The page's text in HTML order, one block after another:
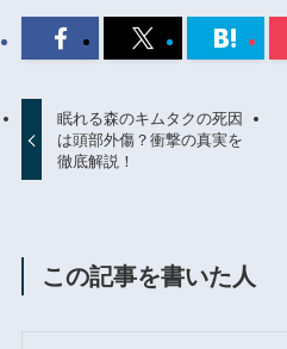
眠れる森のキムタクの死因
は頭部外傷？衝撃の真実を
徹底解説！
この記事を書いた人